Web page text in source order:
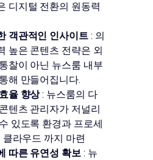
디지털 전환의 원동력
객관적인 인사이트: 의
높은 콘텐츠 전략은 외
찰이 아닌 뉴스룸 내부
해 만들어집니다.
율 향상: 뉴스룸의 다
텐츠 관리자가 저널리
있도록 환경과 프로세
클라우드 까지 마련
따른 유연성 확보: 뉴